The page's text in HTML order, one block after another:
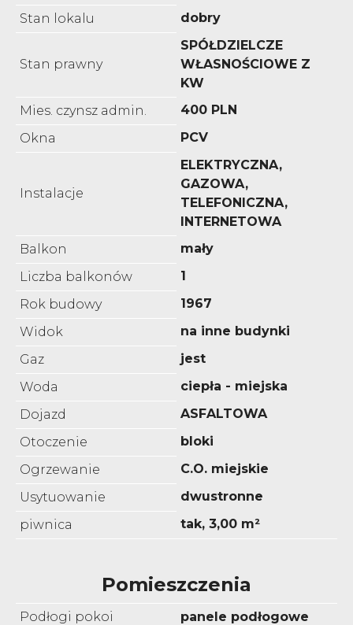
Stan lokalu dobry
Stan prawny
SPÓŁDZIELCZE
WŁASNOŚCIOWE Z
KW
Mies. czynsz admin.
400 PLN
Okna
PCV
Instalacje
ELEKTRYCZNA,
GAZOWA,
TELEFONICZNA,
INTERNETOWA
Balkon
mały
Liczba balkonów
1
Rok budowy
1967
Widok
na inne budynki
Gaz
jest
Woda
ciepła - miejska
Dojazd
ASFALTOWA
Otoczenie
bloki
Ogrzewanie
C.O. miejskie
Usytuowanie
dwustronne
piwnica
tak, 3,00 m²
Pomieszczenia
Podłogi pokoi panele podłogowe